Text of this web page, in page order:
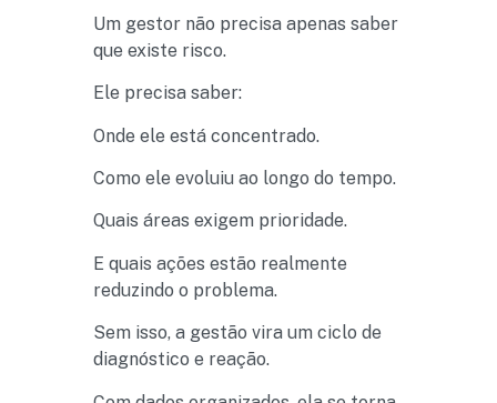
Um gestor não precisa apenas saber
que existe risco.
Ele precisa saber:
Onde ele está concentrado.
Como ele evoluiu ao longo do tempo.
Quais áreas exigem prioridade.
E quais ações estão realmente
reduzindo o problema.
Sem isso, a gestão vira um ciclo de
diagnóstico e reação.